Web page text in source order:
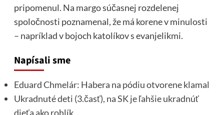
pripomenul. Na margo súčasnej rozdelenej
spoločnosti poznamenal, že má korene v minulosti
– napríklad v bojoch katolíkov s evanjelikmi.
Napísali sme
Eduard Chmelár: Habera na pódiu otvorene klamal
Ukradnuté deti (3.časť), na SK je ľahšie ukradnúť
dieťa ako rohlík